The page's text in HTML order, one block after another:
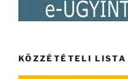
KÖZZÉTÉTELI LISTA